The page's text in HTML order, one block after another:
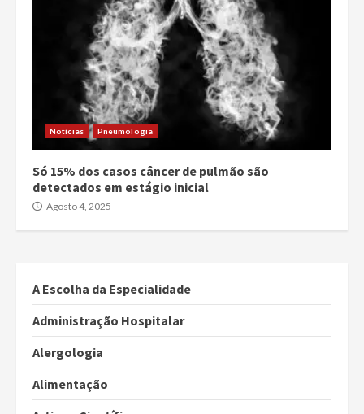
Notícias Pneumologia
Só 15% dos casos câncer de pulmão são
detectados em estágio inicial
Agosto 4, 2025
A Escolha da Especialidade
Administração Hospitalar
Alergologia
Alimentação